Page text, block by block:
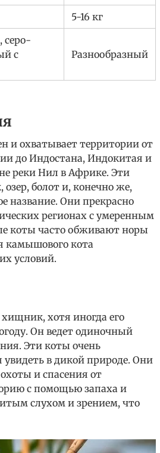
5-16 кг
серо-
с
Разнообразный
и охватывает территории от
до Индостана, Индокитая и
реки Нил в Африке. Эти
болот и, конечно же,
название. Они прекрасно
регионах с умеренным
коты часто обживают норы
камышового кота
условий.
хотя иногда его
Он ведет одиночный
Эти коты очень
в дикой природе. Они
и спасения от
с помощью запаха и
слухом и зрением, что